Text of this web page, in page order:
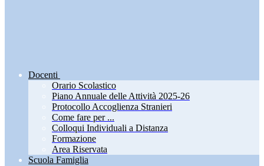
Docenti
Orario Scolastico
Piano Annuale delle Attività 2025-26
Protocollo Accoglienza Stranieri
Come fare per ...
Colloqui Individuali a Distanza
Formazione
Area Riservata
Scuola Famiglia